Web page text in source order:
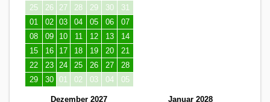
25
26 27 28 29 30
31
01
02 03 04 05 06
07
08
09 10 11 12 13
14
15
16 17 18 19 20
21
22
23 24 25 26 27
28
29
30 01 02 03 04 05
Dezember 2027
Januar 2028